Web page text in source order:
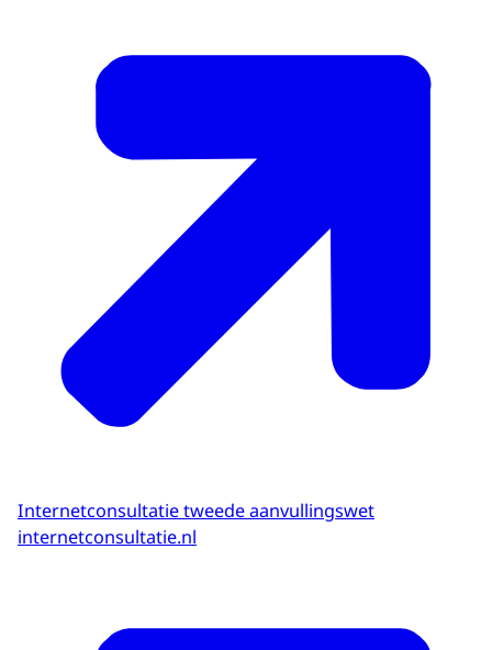
Internetconsultatie tweede aanvullingswet
internetconsultatie.nl